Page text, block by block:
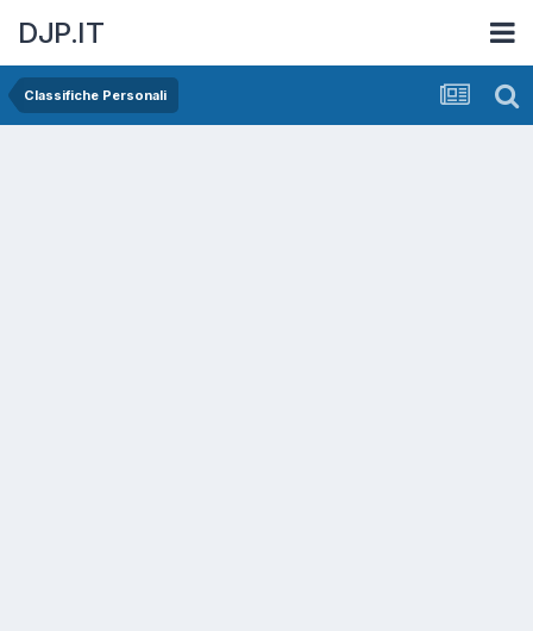
DJP.IT
Classifiche Personali